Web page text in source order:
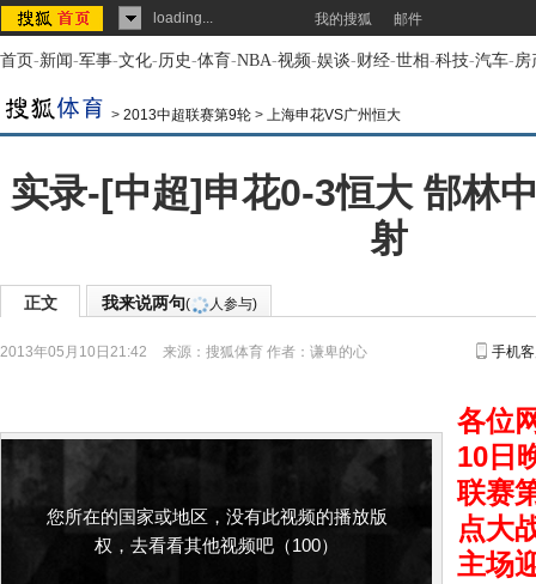
loading... 我的搜狐 邮件
首页-新闻-军事-文化-历史-体育-NBA-视频-娱谈-财经-世相-科技-汽车-房
> 2013中超联赛第9轮 > 上海申花VS广州恒大
实录-[中超]申花0-3恒大 郜林
射
正文 我来说两句( 人参与)
2013年05月10日21:42 来源： 搜狐体育 作者：谦卑的心 手机
您所在的国家或地区，没有此视频的播放版
权，去看看其他视频吧（100）
各位
10日
联赛
点大
主场